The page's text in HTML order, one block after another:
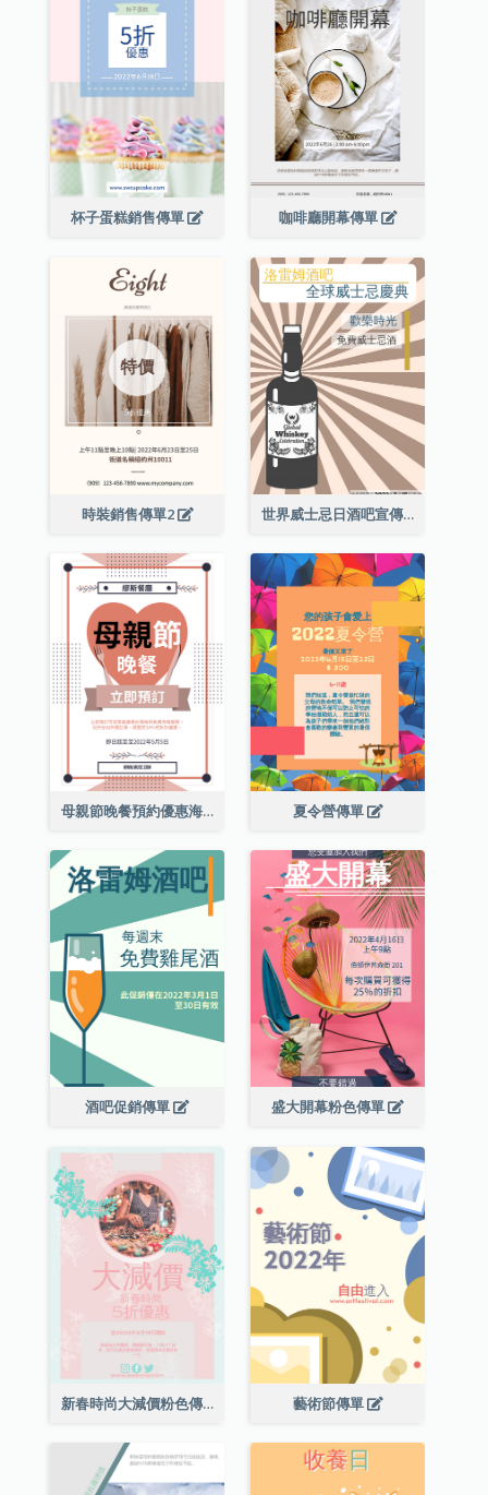
杯子蛋糕銷售傳單 咖啡廳開幕傳單
時裝銷售傳單2 世界威士忌日酒吧宣傳傳單
母親節晚餐預約優惠海報 夏令營傳單
酒吧促銷傳單 盛大開幕粉色傳單
新春時尚大減價粉色傳單 藝術節傳單